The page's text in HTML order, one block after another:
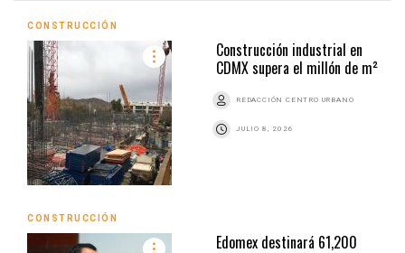
CONSTRUCCIÓN
Construcción industrial en
CDMX supera el millón de m²
REDACCIÓN CENTRO URBANO
JULIO 8, 2026
CONSTRUCCIÓN
Edomex destinará 61,200